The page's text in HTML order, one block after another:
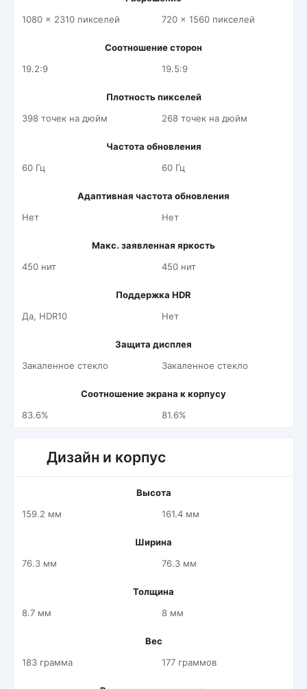
1080 x 2310 пикселей
720 x 1560 пикселей
Соотношение сторон
19.2:9
19.5:9
Плотность пикселей
398 точек на дюйм
268 точек на дюйм
Частота обновления
60 Гц
60 Гц
Адаптивная частота обновления
Нет
Нет
Макс. заявленная яркость
450 нит
450 нит
Поддержка HDR
Да, HDR10
Нет
Защита дисплея
Закаленное стекло
Закаленное стекло
Соотношение экрана к корпусу
83.6%
81.6%
Дизайн и корпус
Высота
159.2 мм
161.4 мм
Ширина
76.3 мм
76.3 мм
Толщина
8.7 мм
8 мм
Вес
183 грамма
177 граммов